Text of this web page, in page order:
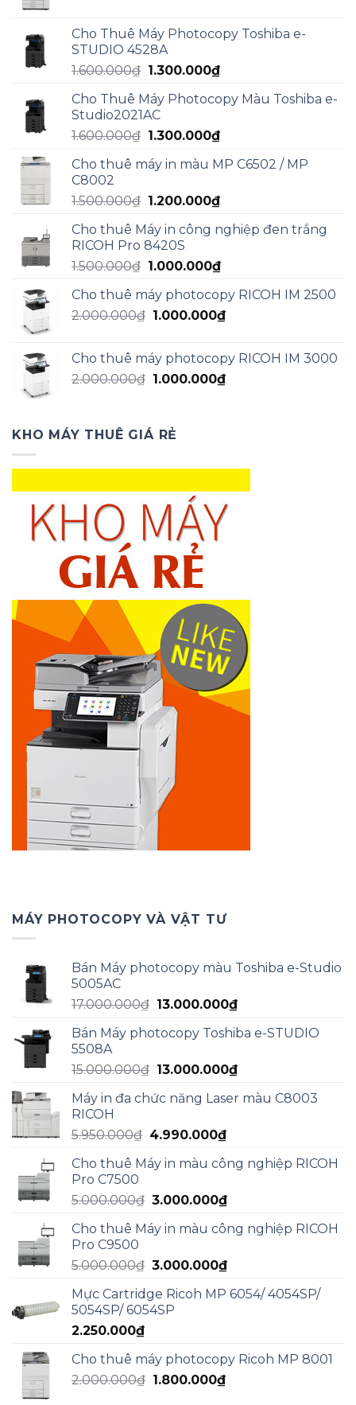
2.000.000₫.là:
Cho Thuê Máy Photocopy Toshiba e-
STUDIO 4528A
1.600.000₫ Giá
là:
1.600.000₫.
1.300.000₫Giá
tại
1.300.000₫.
Cho Thuê Máy Photocopy Màu Toshiba e-
Studio2021AC
1.600.000₫ Giá
là:
1.300.000₫Giá
tại
1.300.000₫.
Cho thuê máy in màu MP C6502 / MP
C8002
1.500.000₫ Giá
là:
1.500.000₫.
1.200.000₫Giá
tại
1.200.000₫.
Cho thuê Máy in công nghiệp đen trắng
RICOH Pro 8420S
1.500.000₫ Giá
là:
1.500.000₫.
1.000.000₫Giá
tại
là:
Cho thuê máy photocopy RICOH IM 2500
2.000.000₫ Giá
2.000.000₫.
1.000.000₫Giá
là:
1.000.000₫.
Cho thuê máy photocopy RICOH IM 3000
2.000.000₫ Giá
2.000.000₫.
1.000.000₫Giá
KHO MÁY THUÊ GIÁ RẺ
MÁY PHOTOCOPY VÀ VẬT TƯ
Bán Máy photocopy màu Toshiba e-Studio
5005AC
17.000.000₫ Giá
là:
13.000.000₫Giá
tại
13.000.000₫.
Bán Máy photocopy Toshiba e-STUDIO
5508A
15.000.000₫ Giá
là:
13.000.000₫Giá
tại
Máy in đa chức năng Laser màu C8003
RICOH
5.950.000₫ Giá
là:
4.990.000₫Giá
tại
4.990.000₫.
Cho thuê Máy in màu công nghiệp RICOH
Pro C7500
5.000.000₫ Giá
là:
3.000.000₫Giá
tại
3.000.000₫.
Cho thuê Máy in màu công nghiệp RICOH
Pro C9500
5.000.000₫ Giá
là:
5.000.000₫.
3.000.000₫Giá
tại
Mực Cartridge Ricoh MP 6054/ 4054SP/
5054SP/ 6054SP
2.250.000₫
Cho thuê máy photocopy Ricoh MP 8001
2.000.000₫ Giá
1.800.000₫Giá